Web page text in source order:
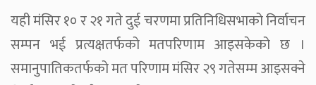
यही मंसिर १० र २१ गते दुई चरणमा प्रतिनिधिसभाको निर्वाचन
सम्पन भई प्रत्यक्षतर्फको मतपरिणाम आइसकेको छ ।
समानुपातिकतर्फको मत परिणाम मंसिर २९ गतेसम्म आइसक्ने